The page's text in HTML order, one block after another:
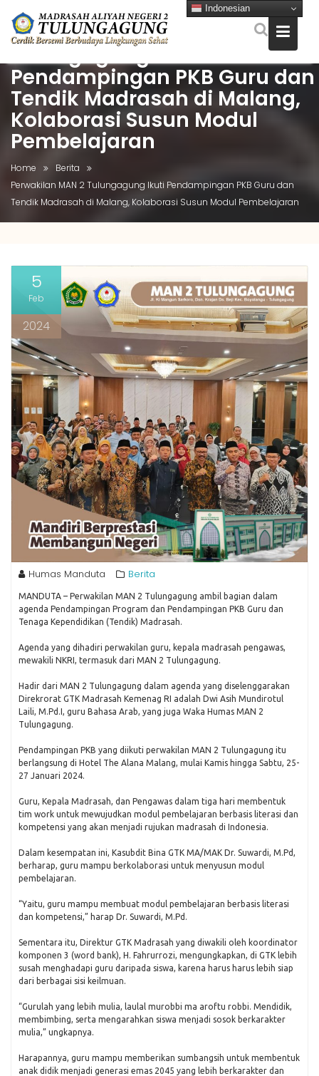
Skip
content
Perwakilan MAN 2
Tulungagung Ikuti
Pendampingan PKB Guru dan
Tendik Madrasah di Malang,
Kolaborasi Susun Modul
Pembelajaran
Home
Berita
Perwakilan MAN 2 Tulungagung Ikuti Pendampingan PKB Guru dan
Tendik Madrasah di Malang, Kolaborasi Susun Modul Pembelajaran
5
Feb
2024
Humas Manduta Berita
MANDUTA – Perwakilan MAN 2 Tulungagung ambil bagian dalam
agenda Pendampingan Program dan Pendampingan PKB Guru dan
Tenaga Kependidikan (Tendik) Madrasah.
Agenda yang dihadiri perwakilan guru, kepala madrasah pengawas,
mewakili NKRI, termasuk dari MAN 2 Tulungagung.
Hadir dari MAN 2 Tulungagung dalam agenda yang diselenggarakan
Direkrorat GTK Madrasah Kemenag RI adalah Dwi Asih Mundirotul
Laili, M.Pd.I, guru Bahasa Arab, yang juga Waka Humas MAN 2
Tulungagung.
Pendampingan PKB yang diikuti perwakilan MAN 2 Tulungagung itu
berlangsung di Hotel The Alana Malang, mulai Kamis hingga Sabtu, 25-
27 Januari 2024.
Guru, Kepala Madrasah, dan Pengawas dalam tiga hari membentuk
tim work untuk mewujudkan modul pembelajaran berbasis literasi dan
kompetensi yang akan menjadi rujukan madrasah di Indonesia.
Dalam kesempatan ini, Kasubdit Bina GTK MA/MAK Dr. Suwardi, M.Pd,
berharap, guru mampu berkolaborasi untuk menyusun modul
pembelajaran.
“Yaitu, guru mampu membuat modul pembelajaran berbasis literasi
dan kompetensi,” harap Dr. Suwardi, M.Pd.
Sementara itu, Direktur GTK Madrasah yang diwakili oleh koordinator
komponen 3 (word bank), H. Fahrurrozi, mengungkapkan, di GTK lebih
susah menghadapi guru daripada siswa, karena harus harus lebih siap
dari berbagai sisi keilmuan.
“Gurulah yang lebih mulia, laulal murobbi ma aroftu robbi. Mendidik,
membimbing, serta mengarahkan siswa menjadi sosok berkarakter
mulia,” ungkapnya.
Harapannya, guru mampu memberikan sumbangsih untuk membentuk
anak didik menjadi generasi emas 2045 yang lebih berkarakter dan
Indonesian